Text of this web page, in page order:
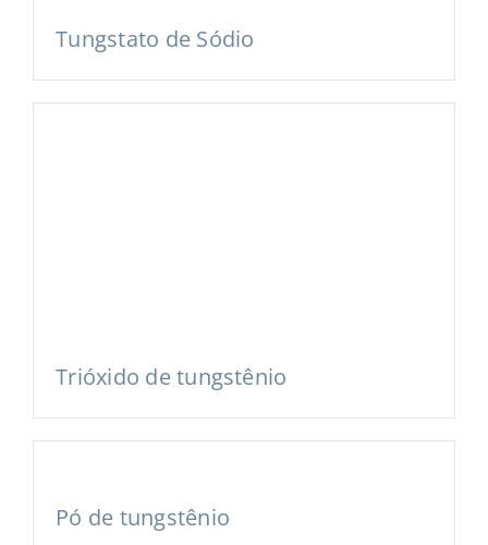
Tungstato de Sódio
Trióxido de tungstênio
Pó de tungstênio